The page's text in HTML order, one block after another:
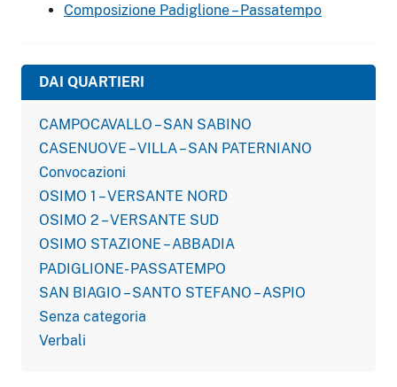
Composizione Padiglione – Passatempo
DAI QUARTIERI
CAMPOCAVALLO – SAN SABINO
CASENUOVE – VILLA – SAN PATERNIANO
Convocazioni
OSIMO 1 – VERSANTE NORD
OSIMO 2 – VERSANTE SUD
OSIMO STAZIONE – ABBADIA
PADIGLIONE- PASSATEMPO
SAN BIAGIO – SANTO STEFANO – ASPIO
Senza categoria
Verbali